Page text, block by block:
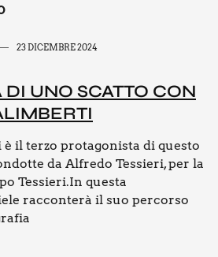
23 DICEMBRE 2024
UNO SCAT­TO CON
il terzo protagonista di questo
da Alfredo Tessieri, per la
Tessieri.In questa
racconterà il suo percorso